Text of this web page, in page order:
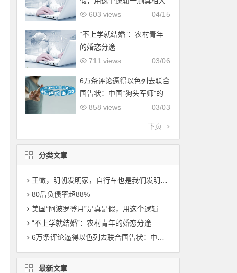
白！
04/15
603 views
“不上学就结婚”：农村青年
的婚恋分途
03/06
711 views
6万条评论逼得以色列去联合
国告状：中国“狗头军师”的
降维打击，到底有多可怕？
03/03
858 views
下页
分类文章
王徵，明朝发明家，自行车也是我们发明的，比西方早了200年！
80后负债率超88%
美国“阿波罗登月”是真是假，用这个逻辑一测真相大白！
“不上学就结婚”：农村青年的婚恋分途
6万条评论逼得以色列去联合国告状：中国“狗头军师”的降维打击，到底有多可怕？
最新文章